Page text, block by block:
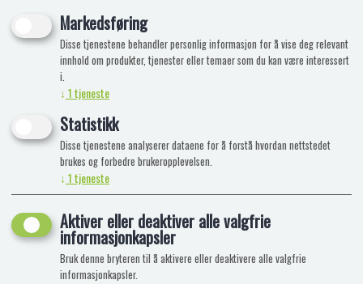
Markedsføring
Disse tjenestene behandler personlig informasjon for å vise deg relevant
innhold om produkter, tjenester eller temaer som du kan være interessert
i.
↓ 1tjeneste
Statistikk
Disse tjenestene analyserer dataene for å forstå hvordan nettstedet
brukes og forbedre brukeropplevelsen.
↓ 1tjeneste
Aktiver eller deaktiver alle valgfrie
informasjonkapsler
Bruk denne bryteren til å aktivere eller deaktivere alle valgfrie
informasjonkapsler.